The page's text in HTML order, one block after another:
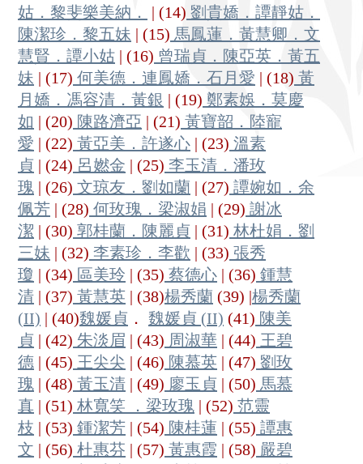
姑．黎斐樂美納．
| (14) 劉貴嬌．譚靜姑．
陳潔珍．黎五妹 | (15) 馬鳳蓮．黃慧卿．文
慧賢．譚小姑 | (16) 曾瑞貞．陳亞英．黃五
妹 | (17) 何美德．連鳳嬌．石月愛 | (18) 黃
月嬌．馮容清．黃銀 | (19) 鄭素娛．莫慶
如 | (20) 陳路濟亞 | (21) 黃寶韶．陸寵
愛 | (22) 黃亞美．許遂心 | (23) 溫素
貞 | (24) 呂㜣金 | (25) 李玉清．潘玫
瑰 | (26) 文琼友．劉如蘭 | (27) 譚婉如．余
佩芳 | (28) 何玫瑰．梁淑娟 | (29) 謝冰
潔 | (30) 郭桂蘭．陳麗貞 | (31) 林杜娟．劉
三妹 | (32) 李素珍．李歡 | (33) 張秀
瓊 | (34) 區美玲 | (35) 蔡德心 | (36) 鍾慧
清 | (37) 黃慧英 | (38)楊秀蘭 (39) |楊秀蘭
(II) | (40)魏媛貞 ． 魏媛貞 (II) (41) 陳美
貞 | (42) 朱淡眉 | (43) 周淑華 | (44) 王碧
德 | (45) 王尖尖 | (46) 陳慕英 | (47) 劉玫
瑰 | (48) 黃玉清 | (49) 廖玉貞 | (50) 馬慕
真 | (51) 林寬笑 ．梁玫瑰 | (52) 范靈
枝 | (53) 鍾潔芳 | (54) 陳桂蓮 | (55) 譚惠
文 | (56) 杜惠芬 | (57) 黃惠霞 | (58) 嚴碧